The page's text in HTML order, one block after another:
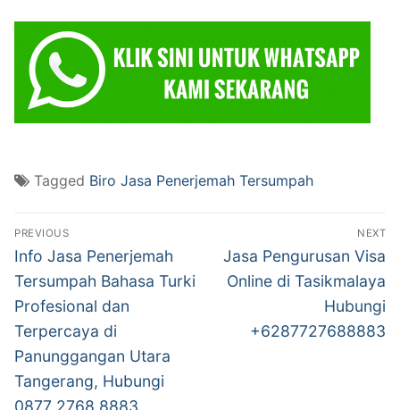
Tagged Biro Jasa Penerjemah Tersumpah
Post
navigation
PREVIOUS
Previous
post:
Info Jasa Penerjemah
Tersumpah Bahasa Turki
Profesional dan
Terpercaya di
Panunggangan Utara
Tangerang, Hubungi
0877 2768 8883
NEXT
Next
post:
Jasa Pengurusan Visa
Online di Tasikmalaya
Hubungi
+6287727688883